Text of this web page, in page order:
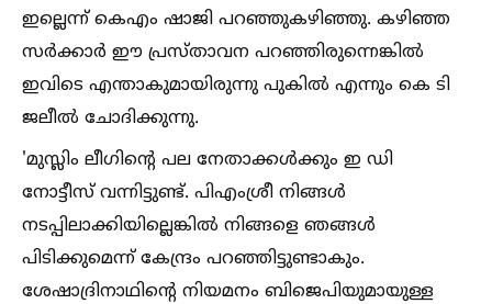
ഇല്ലെന്ന് കെഎം ഷാജി പറഞ്ഞുകഴിഞ്ഞു. കഴിഞ്ഞ
സര്‍ക്കാര്‍ ഈ പ്രസ്താവന പറഞ്ഞിരുന്നെങ്കില്‍
ഇവിടെ എന്താകുമായിരുന്നു പുകില്‍ എന്നും കെ ടി
ജലീല്‍ ചോദിക്കുന്നു.
'മുസ്ലിം ലീഗിന്റെ പല നേതാക്കള്‍ക്കും ഇ ഡി
നോട്ടീസ് വന്നിട്ടുണ്ട്. പിഎംശ്രീ നിങ്ങള്‍
നടപ്പിലാക്കിയില്ലെങ്കില്‍ നിങ്ങളെ ഞങ്ങള്‍
പിടിക്കുമെന്ന് കേന്ദ്രം പറഞ്ഞിട്ടുണ്ടാകും.
ശേഷാദ്രിനാഥിന്റെ നിയമനം ബിജെപിയുമായുള്ള